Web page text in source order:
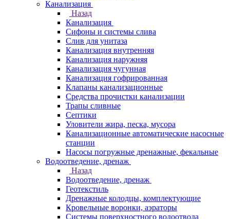
Канализация
Назад
Канализация
Сифоны и системы слива
Слив для унитаза
Канализация внутренняя
Канализация наружняя
Канализация чугунная
Канализация гофрированная
Клапаны канализационные
Средства прочистки канализации
Трапы сливные
Септики
Уловители жира, песка, мусора
Канализационные автоматические насосные
станции
Насосы погружные дренажные, фекальные
Водоотведение, дренаж
Назад
Водоотведение, дренаж
Геотекстиль
Дренажные колодцы, комплектующие
Кровельные воронки, аэраторы
Системы поверхностного водоотвода